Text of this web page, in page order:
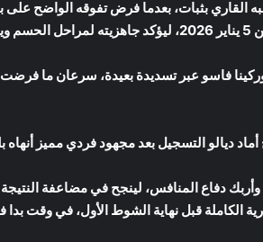
القاري بثبات، بعدما فرض تفوقه الواضح
فاسو عبر تسديدة بعيدة، سرعان ما
دفاع المنافس، لينجح في مضاعفة النتيجة
الكاملة قبل نهاية الشوط الأول، في وقت